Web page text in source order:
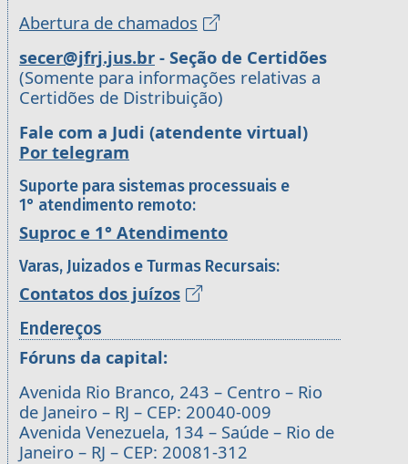
Abertura de chamados
secer@jfrj.jus.br - Seção de Certidões
(Somente para informações relativas a
Certidões de Distribuição)
Fale com a Judi (atendente virtual)
Por telegram
Suporte para sistemas processuais e
1° atendimento remoto:
Suproc e 1° Atendimento
Varas, Juizados e Turmas Recursais:
Contatos dos juízos
Endereços
Fóruns da capital:
Avenida Rio Branco, 243 – Centro – Rio
de Janeiro – RJ – CEP: 20040-009
Avenida Venezuela, 134 – Saúde – Rio de
Janeiro – RJ – CEP: 20081-312